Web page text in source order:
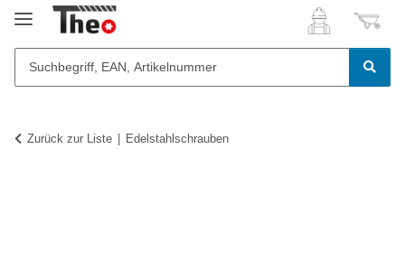
Zurück zur Liste Edelstahlschrauben